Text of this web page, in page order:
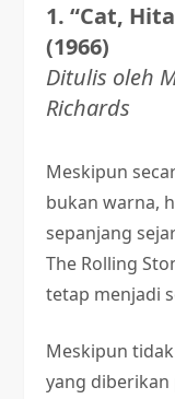
1. “Cat,
(1966)
Ditulis oleh
Richards
Meskipun
bukan warna,
sepanjang
The Rolling
tetap menjadi
Meskipun
yang